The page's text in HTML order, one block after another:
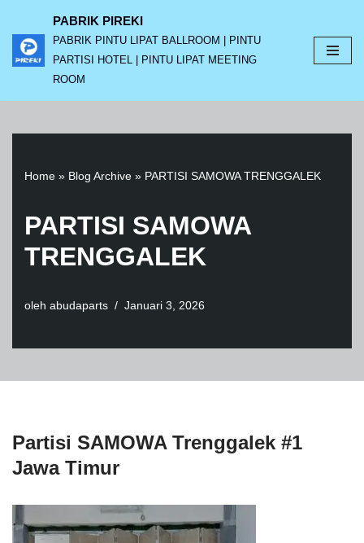
Lompat
ke
PABRIK PIREKI
PABRIK PINTU LIPAT BALLROOM | PINTU
PARTISI HOTEL | PINTU LIPAT MEETING
ROOM
Home » Blog Archive » PARTISI SAMOWA TRENGGALEK
PARTISI SAMOWA
TRENGGALEK
oleh abudaparts Januari 3, 2026
Partisi SAMOWA Trenggalek #1
Jawa Timur